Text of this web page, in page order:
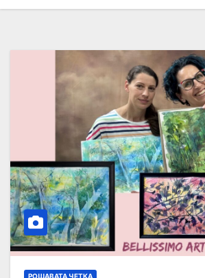
РОШАВАТА ЧЕТКА